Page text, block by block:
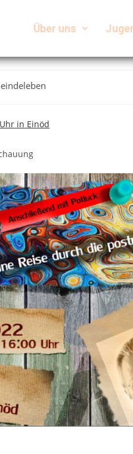
Über uns
am
in Einöd